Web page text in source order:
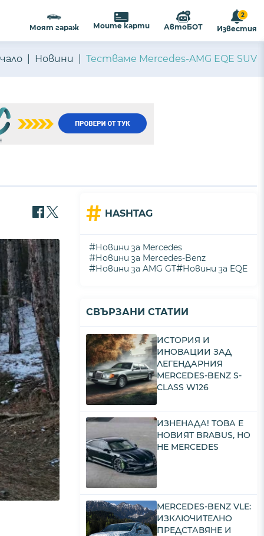
на съдържанието и
ПРИЕМАМ
Моят гараж Моите карти АвтоБОТ
2
Известия
Новини Тестваме Mercedes-AMG EQE SUV
# HASHTAG
#Новини за Mercedes
#Новини за Mercedes-Benz
#Новини за AMG GT#Новини за EQE
СВЪРЗАНИ СТАТИИ
ИСТОРИЯ И
ИНОВАЦИИ ЗАД
ЛЕГЕНДАРНИЯ
MERCEDES-BENZ S-
CLASS W126
ИЗНЕНАДА! ТОВА Е
НОВИЯТ BRABUS, НО
НЕ MERCEDES
MERCEDES-BENZ VLE:
ИЗКЛЮЧИТЕЛНО
ПРЕДСТАВЯНЕ И